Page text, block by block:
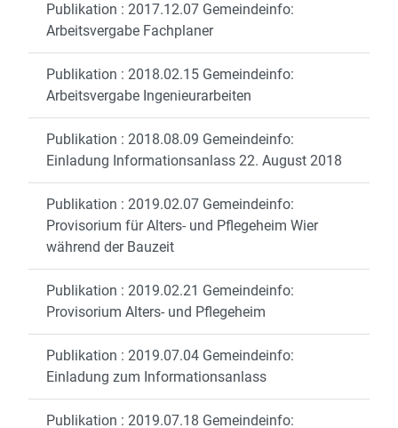
Publikation : 2017.12.07 Gemeindeinfo:
Arbeitsvergabe Fachplaner
Publikation : 2018.02.15 Gemeindeinfo:
Arbeitsvergabe Ingenieurarbeiten
Publikation : 2018.08.09 Gemeindeinfo:
Einladung Informationsanlass 22. August 2018
Publikation : 2019.02.07 Gemeindeinfo:
Provisorium für Alters- und Pflegeheim Wier
während der Bauzeit
Publikation : 2019.02.21 Gemeindeinfo:
Provisorium Alters- und Pflegeheim
Publikation : 2019.07.04 Gemeindeinfo:
Einladung zum Informationsanlass
Publikation : 2019.07.18 Gemeindeinfo: